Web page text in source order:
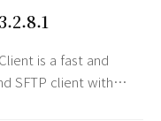
v3.2.8.1
is a fast and
SFTP client with